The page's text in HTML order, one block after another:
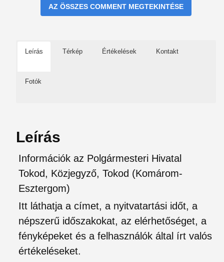
AZ ÖSSZES COMMENT MEGTEKINTÉSE
Leírás Térkép Értékelések Kontakt
Fotók
Leírás
Információk az Polgármesteri Hivatal
Tokod, Közjegyző, Tokod (Komárom-
Esztergom)
Itt láthatja a címet, a nyitvatartási időt, a
népszerű időszakokat, az elérhetőséget, a
fényképeket és a felhasználók által írt valós
értékeléseket.